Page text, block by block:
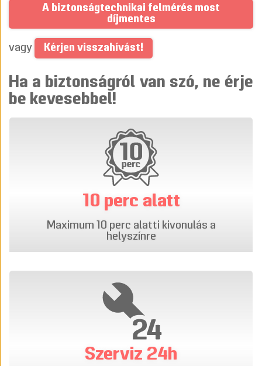
A biztonságtechnikai felmérés most
díjmentes
vagy Kérjen visszahívást!
Ha a biztonságról van szó, ne érje
be kevesebbel!
10 perc alatt
Maximum 10 perc alatti kivonulás a
helyszínre
Szerviz 24h